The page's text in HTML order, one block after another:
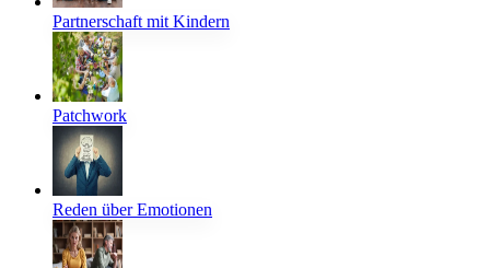
Partnerschaft mit Kindern
Patchwork
Reden über Emotionen